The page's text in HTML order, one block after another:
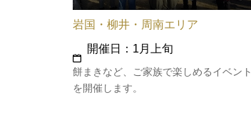
餅まきなど、ご家族で楽しめるイベント
を開催します。
岩国・柳井・周南エリア
開催日：1月上旬